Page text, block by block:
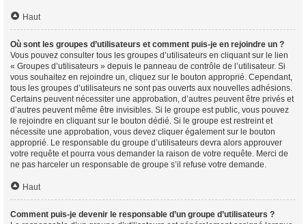
Haut
Où sont les groupes d’utilisateurs et comment puis-je en rejoindre un ?
Vous pouvez consulter tous les groupes d’utilisateurs en cliquant sur le lien
« Groupes d’utilisateurs » depuis le panneau de contrôle de l’utilisateur. Si
vous souhaitez en rejoindre un, cliquez sur le bouton approprié. Cependant,
tous les groupes d’utilisateurs ne sont pas ouverts aux nouvelles adhésions.
Certains peuvent nécessiter une approbation, d’autres peuvent être privés et
d’autres peuvent même être invisibles. Si le groupe est public, vous pouvez
le rejoindre en cliquant sur le bouton dédié. Si le groupe est restreint et
nécessite une approbation, vous devez cliquer également sur le bouton
approprié. Le responsable du groupe d’utilisateurs devra alors approuver
votre requête et pourra vous demander la raison de votre requête. Merci de
ne pas harceler un responsable de groupe s’il refuse votre demande.
Haut
Comment puis-je devenir le responsable d’un groupe d’utilisateurs ?